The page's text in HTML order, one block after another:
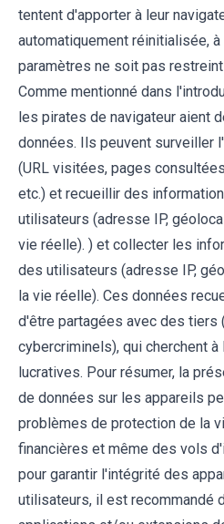
tentent d'apporter à leur
automatiquement réinitialisée,
paramètres ne soit pas
Comme mentionné dans
les pirates de navigateur aient
données. Ils peuvent surveiller
(URL visitées, pages
etc.) et recueillir des
utilisateurs (adresse IP,
vie réelle). ) et collecter les
des utilisateurs (adresse IP,
la vie réelle). Ces données
d'être partagées avec des tiers
cybercriminels), qui cherchent
lucratives. Pour résumer, la
de données sur les appareils
problèmes de protection de la
financières et même des vols
pour garantir l'intégrité des
utilisateurs, il est recommandé